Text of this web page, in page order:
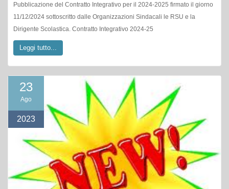
Pubblicazione del Contratto Integrativo per il 2024-2025 firmato il giorno
11/12/2024 sottoscritto dalle Organizzazioni Sindacali le RSU e la
Dirigente Scolastica. Contratto Integrativo 2024-25
Leggi tutto...
23
Ago
2023